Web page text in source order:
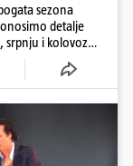
sezona
detalje
srpnju i kolovozu